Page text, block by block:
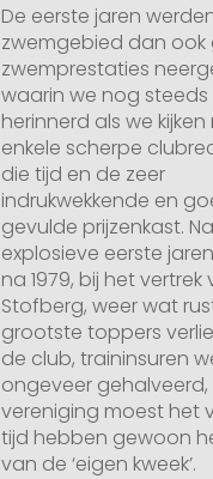
De eerste jaren
zwemgebied dan ook
zwemprestaties
waarin we nog
herinnerd als we
enkele scherpe
die tijd en de zeer
indrukwekkende en
gevulde prijzenkast.
explosieve eerste
na 1979, bij het vertrek
Stofberg, weer wat
grootste toppers
de club, traininsuren
ongeveer gehalveerd,
vereniging moest het
tijd hebben gewoon
van de ‘eigen kweek’.